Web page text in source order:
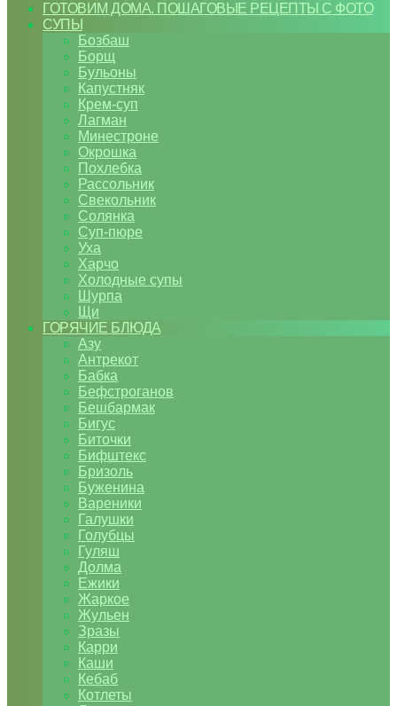
ГОТОВИМ ДОМА. ПОШАГОВЫЕ РЕЦЕПТЫ С ФОТО
СУПЫ
Бозбаш
Борщ
Бульоны
Капустняк
Крем-суп
Лагман
Минестроне
Окрошка
Похлебка
Рассольник
Свекольник
Солянка
Суп-пюре
Уха
Харчо
Холодные супы
Шурпа
Щи
ГОРЯЧИЕ БЛЮДА
Азу
Антрекот
Бабка
Бефстроганов
Бешбармак
Бигус
Биточки
Бифштекс
Бризоль
Буженина
Вареники
Галушки
Голубцы
Гуляш
Долма
Ежики
Жаркое
Жульен
Зразы
Карри
Каши
Кебаб
Котлеты